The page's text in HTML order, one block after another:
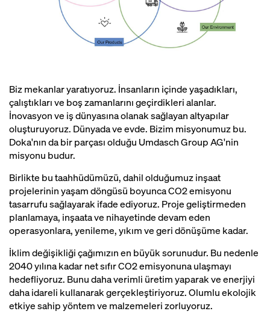
Biz mekanlar yaratıyoruz. İnsanların içinde yaşadıkları,
çalıştıkları ve boş zamanlarını geçirdikleri alanlar.
İnovasyon ve iş dünyasına olanak sağlayan altyapılar
oluşturuyoruz. Dünyada ve evde. Bizim misyonumuz bu.
Doka'nın da bir parçası olduğu Umdasch Group AG'nin
misyonu budur.
Birlikte bu taahhüdümüzü, dahil olduğumuz inşaat
projelerinin yaşam döngüsü boyunca CO2 emisyonu
tasarrufu sağlayarak ifade ediyoruz. Proje geliştirmeden
planlamaya, inşaata ve nihayetinde devam eden
operasyonlara, yenileme, yıkım ve geri dönüşüme kadar.
İklim değişikliği çağımızın en büyük sorunudur. Bu nedenle
2040 yılına kadar net sıfır CO2 emisyonuna ulaşmayı
hedefliyoruz. Bunu daha verimli üretim yaparak ve enerjiyi
daha idareli kullanarak gerçekleştiriyoruz. Olumlu ekolojik
etkiye sahip yöntem ve malzemeleri zorluyoruz.